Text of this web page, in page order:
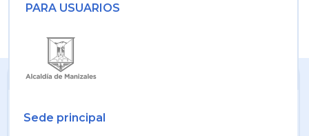
PARA USUARIOS
Sede principal